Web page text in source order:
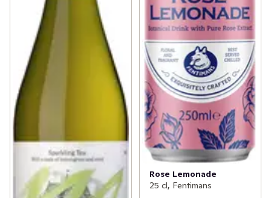
Rose Lemonade
25 cl, Fentimans